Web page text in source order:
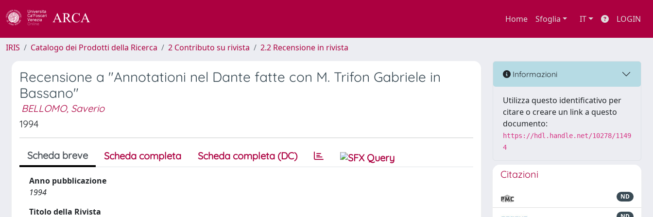
Home Sfoglia IT LOGIN
IRIS Catalogo dei Prodotti della Ricerca 2 Contributo su rivista 2.2 Recensione in rivista
Recensione a "Annotationi nel Dante fatte con M. Trifon Gabriele in
Bassano"
BELLOMO, Saverio
1994
Scheda breve Scheda completa Scheda completa (DC)
Anno pubblicazione
1994
Titolo della Rivista
Informazioni
Utilizza questo identificativo per
citare o creare un link a questo
documento:
https://hdl.handle.net/10278/1149
4
Citazioni
ND